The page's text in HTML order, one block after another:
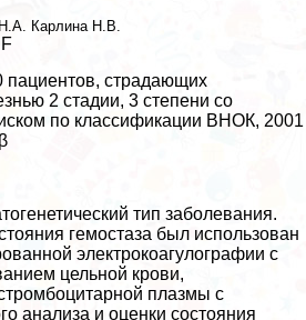
Карлина Н.В.
пациентов, страдающих
2 стадии, 3 степени со
по классификации ВНОК, 2001
тип заболевания.
гемостаза был использован
электрокоагулографии с
цельной крови,
плазмы с
анализа и оценки состояния